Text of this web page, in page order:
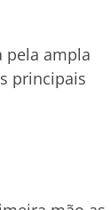
pela ampla
principais